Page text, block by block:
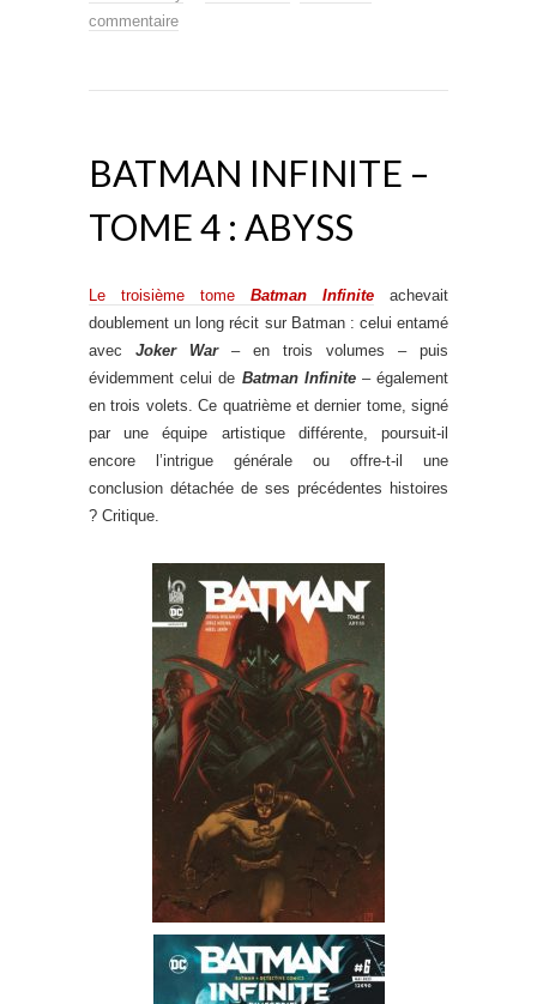
commentaire
BATMAN INFINITE –
TOME 4 : ABYSS
Le troisième tome Batman Infinite achevait
doublement un long récit sur Batman : celui entamé
avec Joker War– en trois volumes – puis
évidemment celui de Batman Infinite– également
en trois volets. Ce quatrième et dernier tome, signé
par une équipe artistique différente, poursuit-il
encore l’intrigue générale ou offre-t-il une
conclusion détachée de ses précédentes histoires
? Critique.